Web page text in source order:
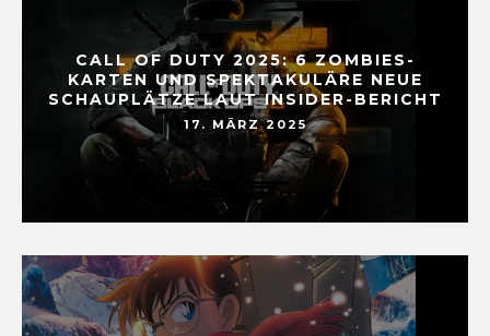
CALL OF DUTY 2025: 6 ZOMBIES-
KARTEN UND SPEKTAKULÄRE NEUE
SCHAUPLÄTZE LAUT INSIDER-BERICHT
17. MÄRZ 2025